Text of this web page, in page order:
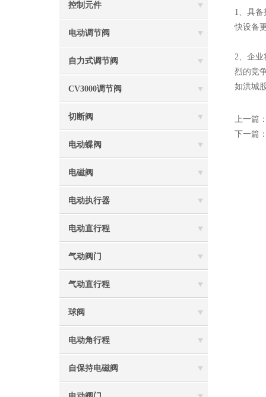
控制元件
电动调节阀
自力式调节阀
CV3000调节阀
切断阀
电动蝶阀
电磁阀
电动执行器
电动直行程
气动阀门
气动直行程
球阀
电动角行程
自保持电磁阀
1、具
快设备
2、企业
烈的竞
如洪城
上一篇
下一篇